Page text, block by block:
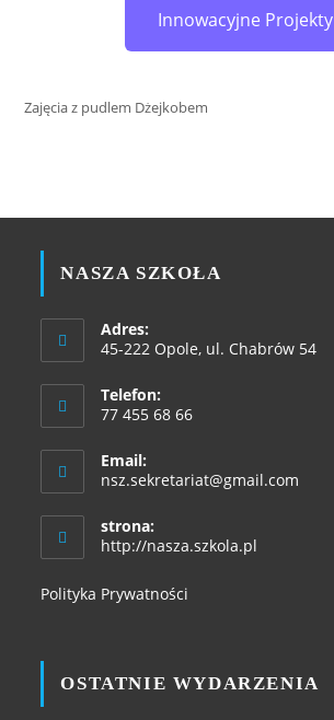
Innowacyjne Projekty
Zajęcia z pudlem Dżejkobem
NASZA SZKOŁA
Adres:
45-222 Opole, ul. Chabrów 54
Telefon:
77 455 68 66
Email:
nsz.sekretariat@gmail.com
strona:
http://nasza.szkola.pl
Polityka Prywatności
OSTATNIE WYDARZENIA